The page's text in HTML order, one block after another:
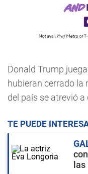
Donald Trump
hubieran cerrado la
del país se atrevió
TE PUEDE